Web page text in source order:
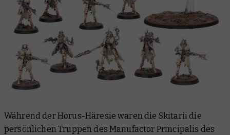
Während der Horus-Häresie waren die Skitarii die
persönlichen Truppen des Manufactor Principalis des